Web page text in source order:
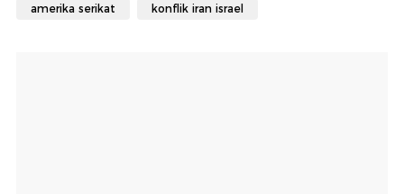
amerika serikat konflik iran israel